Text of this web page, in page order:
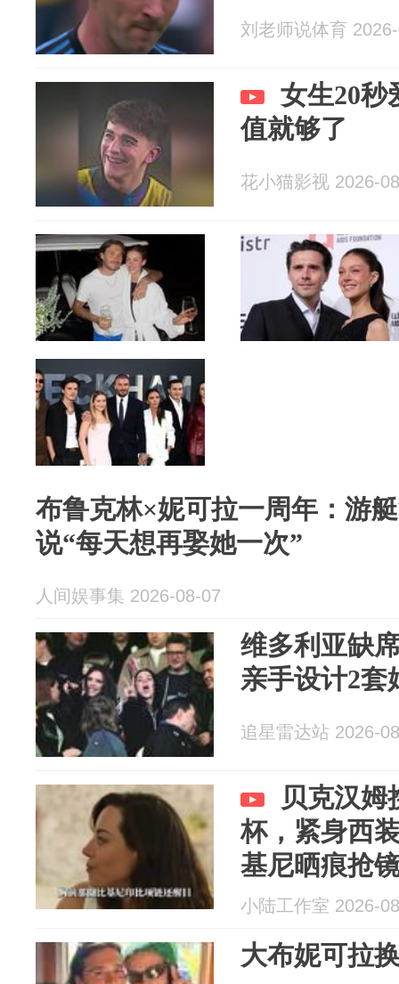
刘老师说体育
女生20秒
值就够了
花小猫影视 2026-
布鲁克林×妮可拉一周年：游
说“每天想再娶她一次”
人间娱事集 2026-08-07
维多利亚缺
亲手设计2套
追星雷达站 2026-
贝克汉姆
杯，紧身西
基尼晒痕抢
小陆工作室 2026-
大布妮可拉